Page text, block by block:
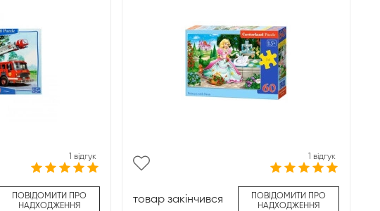
1 відгук
ПОВІДОМИТИ ПРО
НАДХОДЖЕННЯ
1 відгук
товар закінчився
ПОВІДОМИТИ ПРО
НАДХОДЖЕННЯ